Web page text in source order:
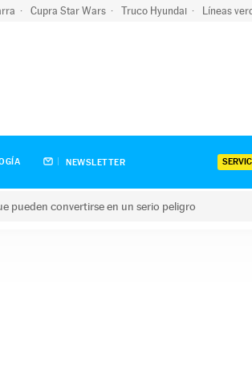
Cupra Star Wars Truco Hyundai Líneas
NEWSLETTER
pueden convertirse en un serio peligro